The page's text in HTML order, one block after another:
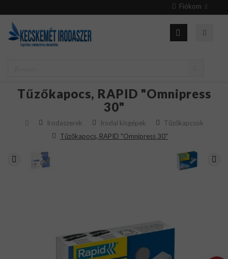
Fiókom
Tűzőkapocs, RAPID "Omnipress
30"
Irodaszerek Irodai kisgépek
Tűzőkapcsok
Tűzőkapocs, RAPID "Omnipress 30"